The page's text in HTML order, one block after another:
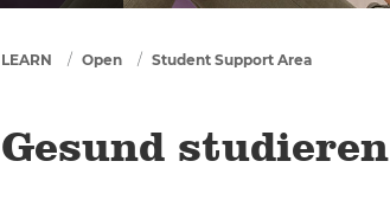
You are here
LEARN Open Student Support Area
Gesund studieren